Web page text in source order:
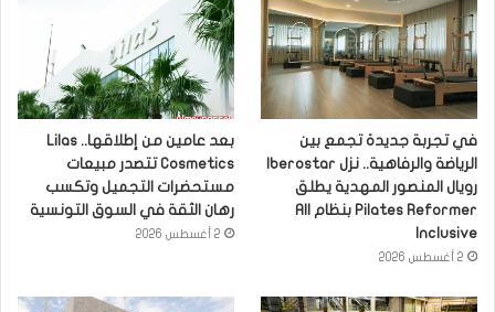
في تجربة جديدة تجمع بين
رويال المنصور المهدية يطلق
Pilates Reformer بنظام All
Inclusive
2 أغسطس 2026
بعد عامين من إطلاقها.. Lilas
Cosmetics تتصدر مبيعات
مستحضرات التجميل وتكسب
رهان الثقة في السوق التونسية
2 أغسطس 2026